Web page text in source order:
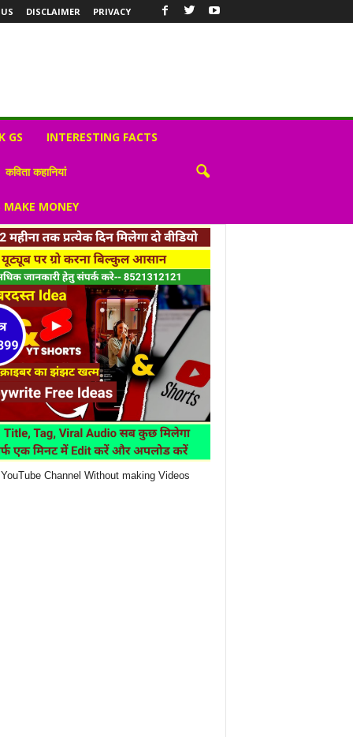
DISCLAIMER PRIVACY
GS INTERESTING FACTS
कविता कहानियां
MONEY
Channel Without making Videos